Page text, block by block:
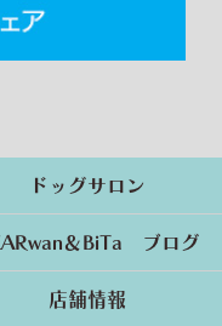
ドッグサロン
＆BiTa ブログ
店舗情報